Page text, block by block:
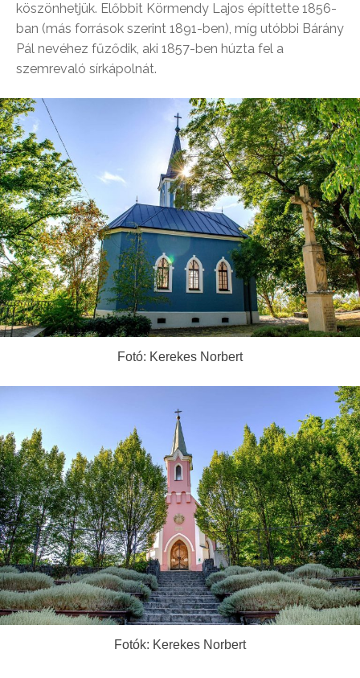
köszönhetjük. Előbbit Körmendy Lajos építtette 1856-
ban (más források szerint 1891-ben), míg utóbbi Bárány
Pál nevéhez fűződik, aki 1857-ben húzta fel a
szemrevaló sírkápolnát.
Fotó: Kerekes Norbert
Fotók: Kerekes Norbert